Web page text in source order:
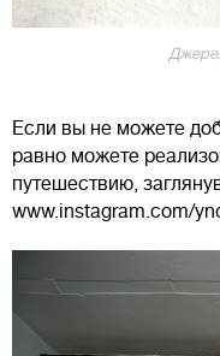
Если вы не можете
равно можете
путешествию,
www.instagram.com/